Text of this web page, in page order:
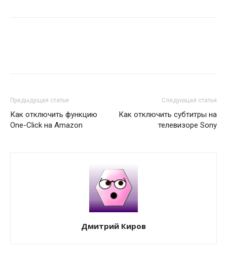
Предыдущая статья
Как отключить функцию
One-Click на Amazon
Следующая статья
Как отключить субтитры на
телевизоре Sony
Дмитрий Киров